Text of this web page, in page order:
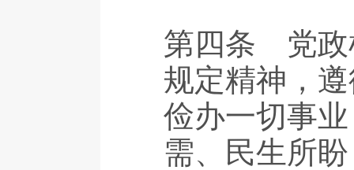
第四条 党政
规定精神，
俭办一切事
需、民生所